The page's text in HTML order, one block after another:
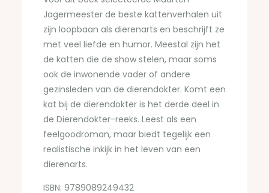
Jagermeester de beste kattenverhalen uit
zijn loopbaan als dierenarts en beschrijft ze
met veel liefde en humor. Meestal zijn het
de katten die de show stelen, maar soms
ook de inwonende vader of andere
gezinsleden van de dierendokter. Komt een
kat bij de dierendokter is het derde deel in
de Dierendokter-reeks. Leest als een
feelgoodroman, maar biedt tegelijk een
realistische inkijk in het leven van een
dierenarts.
ISBN: 9789089249432